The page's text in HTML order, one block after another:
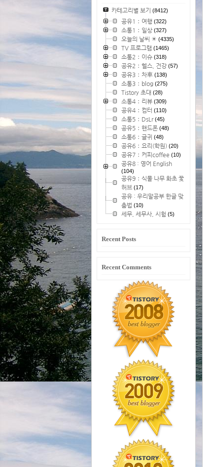
카테고리별 보기 (8412)
공유1：여행 (322)
소통1：일상(327)
오늘의 날씨 ☀ (4335)
TV 프로그램 (1465)
소통2：이슈(318)
공유2：헬스, 건강(57)
공유3：차車(138)
소통3：blog(275)
Tistory 초대 (28)
소통4：리뷰(309)
공유4：컴터 (110)
소통5：DsLr(45)
공유5：핸드폰(48)
소통6：글귀 (48)
공유6：요리(학원)(20)
공유7：커피coffee (10)
공유8 : 영어 English
(104)
공유9：식물 나무 화초 꽃
허브 (17)
공유 : 우리말공부 한글 맞
춤법 (10)
세무, 세무사, 시험 (5)
Recent Posts
Recent Comments